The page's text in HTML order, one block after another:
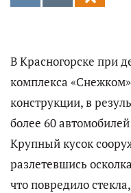
В Красногорске при
комплекса
конструкции, в
более 60
Крупный кусок
разлетевшись
что повредило